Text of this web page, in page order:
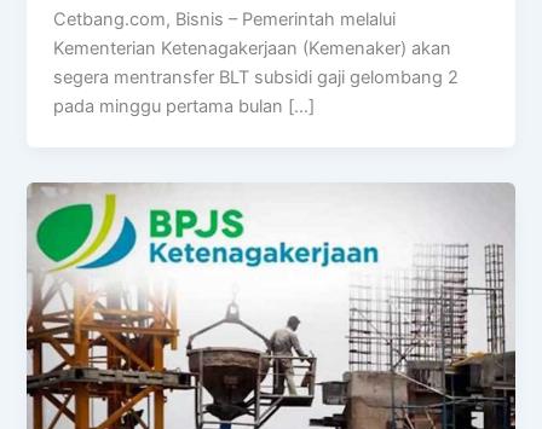
Cetbang.com, Bisnis – Pemerintah melalui
Kementerian Ketenagakerjaan (Kemenaker) akan
segera mentransfer BLT subsidi gaji gelombang 2
pada minggu pertama bulan […]